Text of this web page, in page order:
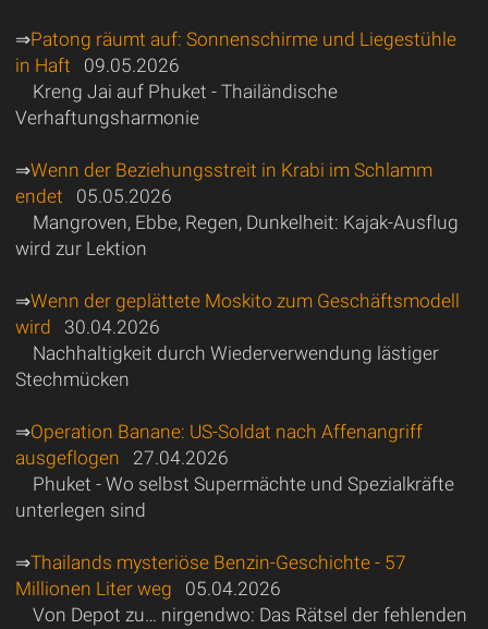
⇒Patong räumt auf: Sonnenschirme und Liegestühle
in Haft 09.05.2026
Kreng Jai auf Phuket - Thailändische
Verhaftungsharmonie
⇒Wenn der Beziehungsstreit in Krabi im Schlamm
endet 05.05.2026
Mangroven, Ebbe, Regen, Dunkelheit: Kajak-Ausflug
wird zur Lektion
⇒Wenn der geplättete Moskito zum Geschäftsmodell
wird 30.04.2026
Nachhaltigkeit durch Wiederverwendung lästiger
Stechmücken
⇒Operation Banane: US-Soldat nach Affenangriff
ausgeflogen 27.04.2026
Phuket - Wo selbst Supermächte und Spezialkräfte
unterlegen sind
⇒Thailands mysteriöse Benzin-Geschichte - 57
Millionen Liter weg 05.04.2026
Von Depot zu… nirgendwo: Das Rätsel der fehlenden